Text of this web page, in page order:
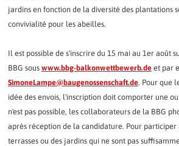
jardins en fonction de la diversité des plantations
convivialité pour les abeilles.
Il est possible de s'inscrire du 15 mai au 1er août
BBG sous www.bbg-balkonwettbewerb.deet par
SimoneLampe@baugenossenschaft.de. Pour que
idée des envois, l'inscription doit comporter une
n'est pas possible, les collaborateurs de la BBG
après réception de la candidature. Pour participer
terrasses ou des jardins qui ne sont pas